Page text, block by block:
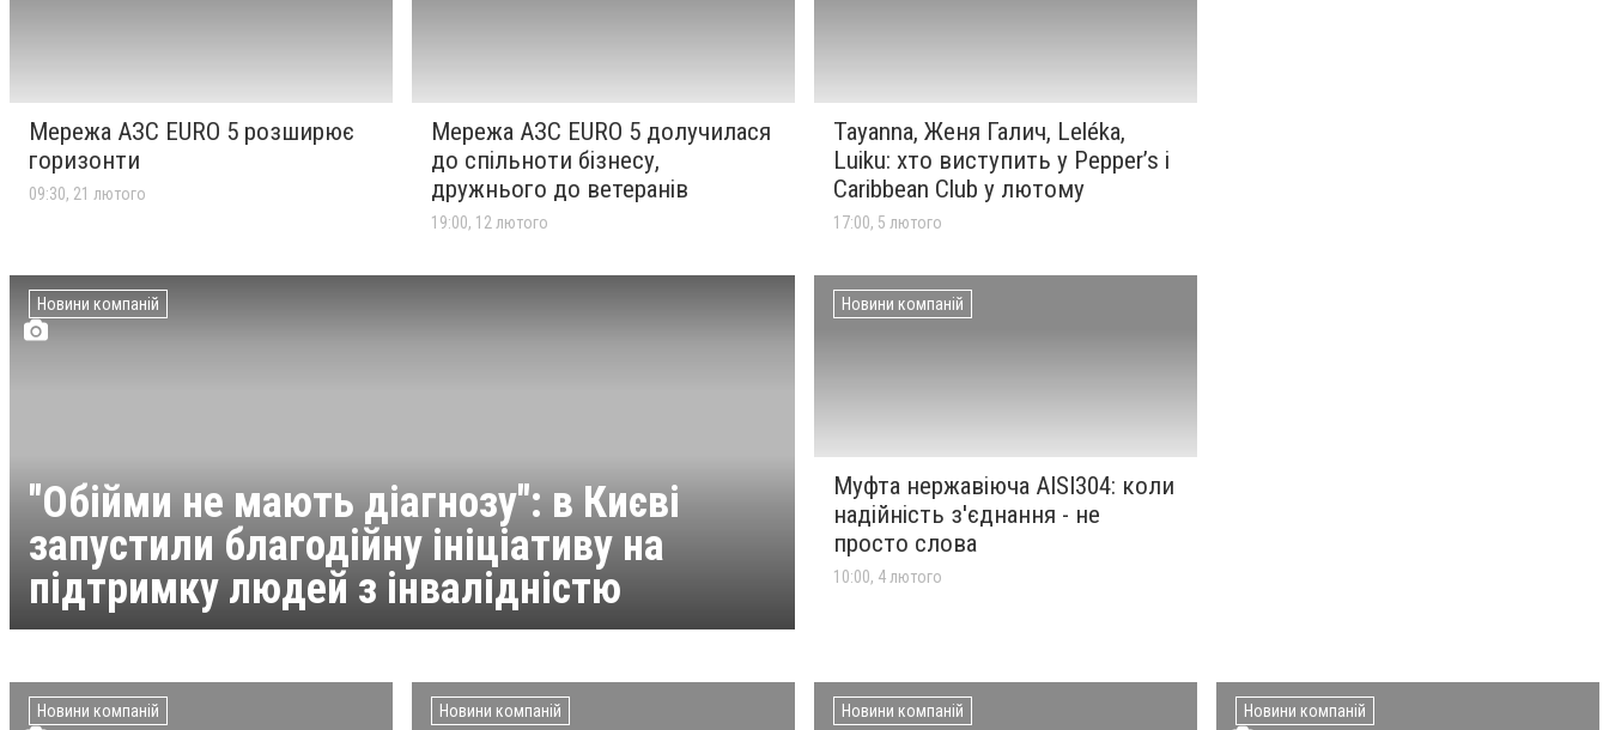
EURO 5 передала дрони та
пальне бійцям 114-ї бригади
НОВИНИ КОМПАНІЙ
17:30
25 лютого
Мережа АЗС EURO 5 розширює
горизонти
09:30, 21 лютого
Мережа АЗС EURO 5 долучилася
до спільноти бізнесу,
дружнього до ветеранів
19:00, 12 лютого
Tayanna, Женя Галич, Leléka,
Luiku: хто виступить у Pepper’s і
Caribbean Club у лютому
17:00, 5 лютого
Новини компаній
"Обійми не мають діагнозу": в Києві
запустили благодійну ініціативу на
підтримку людей з інвалідністю
Новини компаній
Муфта нержавіюча AISI304: коли
надійність з'єднання - не
просто слова
10:00, 4 лютого
Новини компаній Новини компаній Новини компаній Новини компаній